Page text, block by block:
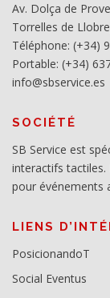
Av. Dolça de
Torrelles de
Téléphone: (+34)
Portable: (+34)
info@sbservice.es
SOCIÉTÉ
SB Service est
interactifs
pour événements
LIENS
PosicionandoT
Social Eventus